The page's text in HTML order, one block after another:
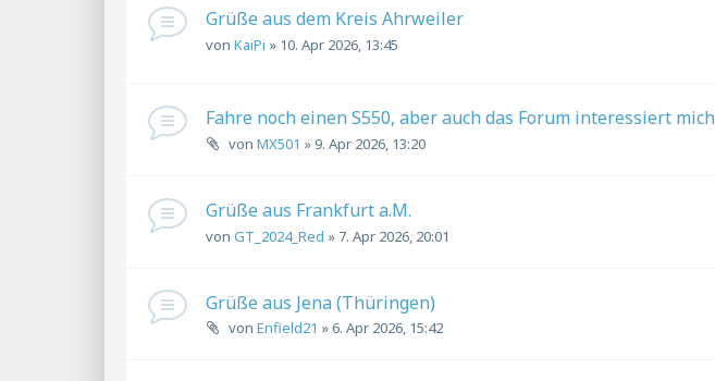
Grüße aus dem Kreis Ahrweiler
von KaiPi » 10. Apr 2026, 13:45
Fahre noch einen S550, aber auch das Forum interessiert mich
von MX501 »9. Apr 2026, 13:20
Grüße aus Frankfurt a.M.
von GT_2024_Red » 7. Apr 2026, 20:01
Grüße aus Jena (Thüringen)
von Enfield21 » 6. Apr 2026, 15:42